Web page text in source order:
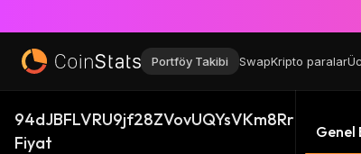
Portföy Takibi SwapKripto paralar
Fiyat
Genel